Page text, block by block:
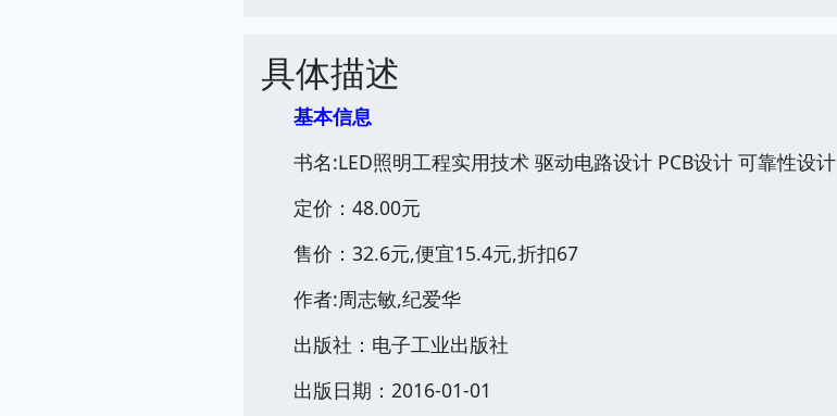
具体描述
基本信息
书名:LED照明工程实用技术 驱动电路设计 PCB设计 可靠性设计
定价：48.00元
售价：32.6元,便宜15.4元,折扣67
作者:周志敏,纪爱华
出版社：电子工业出版社
出版日期：2016-01-01